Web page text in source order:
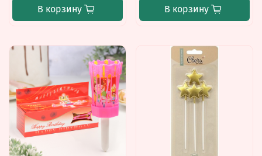
В корзину В корзину